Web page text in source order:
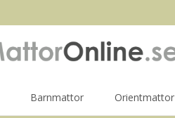
Barnmattor Orientmattor